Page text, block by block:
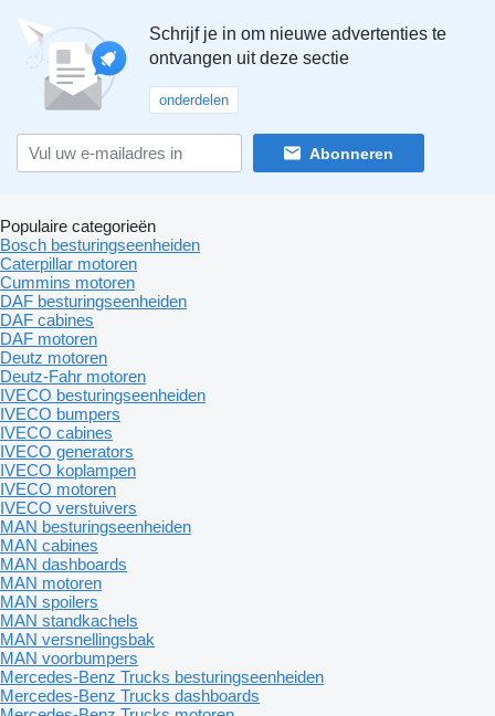
Schrijf je in om nieuwe advertenties te
ontvangen uit deze sectie
onderdelen
Abonneren
Populaire categorieën
Bosch besturingseenheiden
Caterpillar motoren
Cummins motoren
DAF besturingseenheiden
DAF cabines
DAF motoren
Deutz motoren
Deutz-Fahr motoren
IVECO besturingseenheiden
IVECO bumpers
IVECO cabines
IVECO generators
IVECO koplampen
IVECO motoren
IVECO verstuivers
MAN besturingseenheiden
MAN cabines
MAN dashboards
MAN motoren
MAN spoilers
MAN standkachels
MAN versnellingsbak
MAN voorbumpers
Mercedes-Benz Trucks besturingseenheiden
Mercedes-Benz Trucks dashboards